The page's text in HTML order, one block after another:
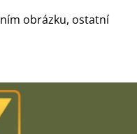
obrázku, ostatní